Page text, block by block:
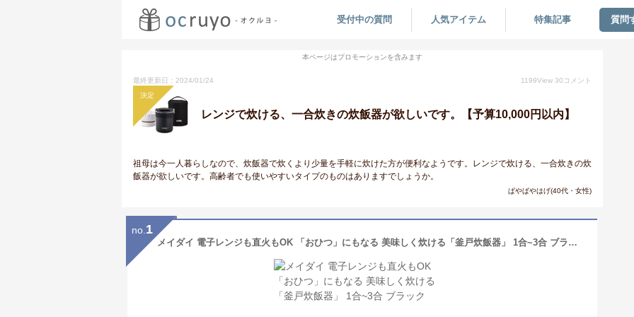
受付中の質問 人気アイテム 特集記事 質問
本ページはプロモーションを含みます
最終更新日：2024/01/24 1199View 30 コメント
決定
レンジで炊ける、一合炊きの炊飯器が欲しいです。【予算10,000円以内】
祖母は今一人暮らしなので、炊飯器で炊くより少量を手軽に炊けた方が便利なようです。レンジで炊ける、一合炊きの炊
飯器が欲しいです。高齢者でも使いやすいタイプのものはありますでしょうか。
ぱやぱやはげ(40代・女性)
no. 1
メイダイ 電子レンジも直火もOK 「おひつ」にもなる 美味しく炊ける「釜戸炊飯器」 1合~3合 ブラック